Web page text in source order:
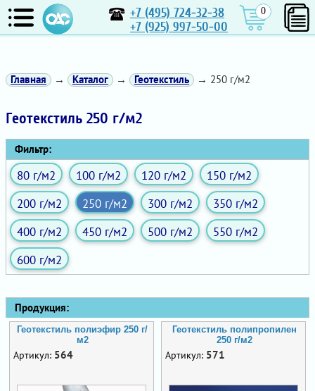
+7 (495) 724-32-38
+7 (925) 997-50-00
0
Главная → Каталог → Геотекстиль → 250 г/м2
Геотекстиль 250 г/м2
Фильтр:
80 г/м2 100 г/м2 120 г/м2
150 г/м2
200 г/м2
250 г/м2 300 г/м2
350 г/м2
400 г/м2
450 г/м2 500 г/м2
550 г/м2
600 г/м2
Продукция:
Геотекстиль полиэфир 250 г/
м2
Артикул: 564
Геотекстиль полипропилен
250 г/м2
Артикул: 571